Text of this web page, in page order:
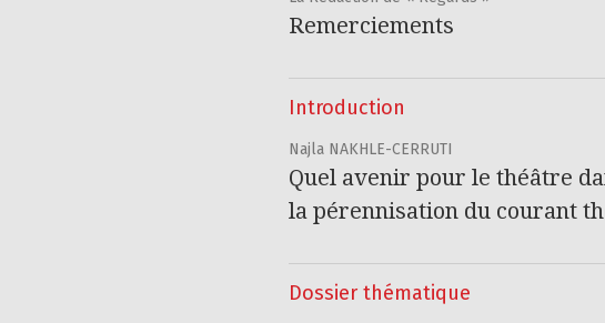
Remerciements
Introduction
Najla NAKHLE-CERRUTI
Quel avenir pour le théâtre
la pérennisation du courant
Dossier thématique